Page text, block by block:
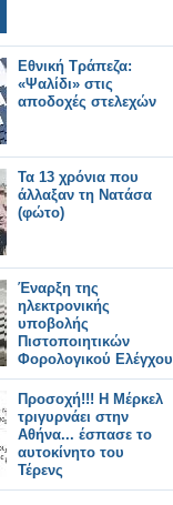
Εθνική Τράπεζα:
«Ψαλίδι» στις
αποδοχές στελεχών
Τα 13 χρόνια που
άλλαξαν τη Νατάσα
(φώτο)
Έναρξη της
ηλεκτρονικής
υποβολής
Πιστοποιητικών
Φορολογικού Ελέγχου
Προσοχή!!! Η Μέρκελ
τριγυρνάει στην
Αθήνα... έσπασε το
αυτοκίνητο του
Τέρενς